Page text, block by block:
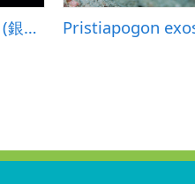
Bathyclupea argentea (銀深海鯡)